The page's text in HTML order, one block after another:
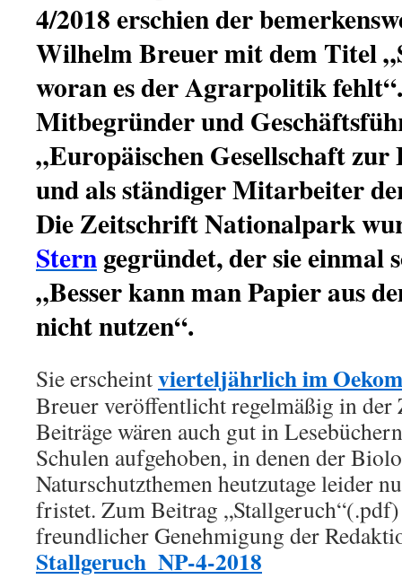
4/2018 erschien der
Wilhelm Breuer mit dem Titel
woran es der Agrarpolitik
Mitbegründer und
„Europäischen Gesellschaft
und als ständiger Mitarbeiter
Die Zeitschrift Nationalpark
Sterngegründet, der sie einmal
„Besser kann man Papier aus
nicht nutzen“.
Sie erscheintvierteljährlich im
Breuer veröffentlicht regelmäßig in
Beiträge wären auch gut in
Schulen aufgehoben, in denen der
Naturschutzthemen heutzutage leider
fristet. Zum Beitrag
freundlicher Genehmigung der
Stallgeruch_NP-4-2018